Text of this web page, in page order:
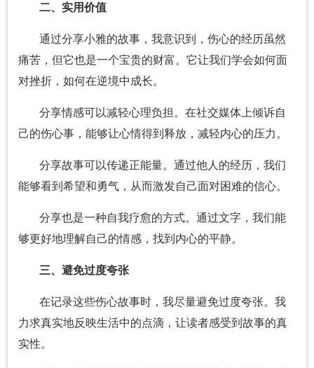
二、实用价值
通过分享小雅的故事，我意识到，伤心的经历虽然
痛苦，但它也是一个宝贵的财富。它让我们学会如何面
对挫折，如何在逆境中成长。
分享情感可以减轻心理负担。在社交媒体上倾诉自
己的伤心事，能够让心情得到释放，减轻内心的压力。
分享故事可以传递正能量。通过他人的经历，我们
能够看到希望和勇气，从而激发自己面对困难的信心。
分享也是一种自我疗愈的方式。通过文字，我们能
够更好地理解自己的情感，找到内心的平静。
三、避免过度夸张
在记录这些伤心故事时，我尽量避免过度夸张。我
力求真实地反映生活中的点滴，让读者感受到故事的真
实性。